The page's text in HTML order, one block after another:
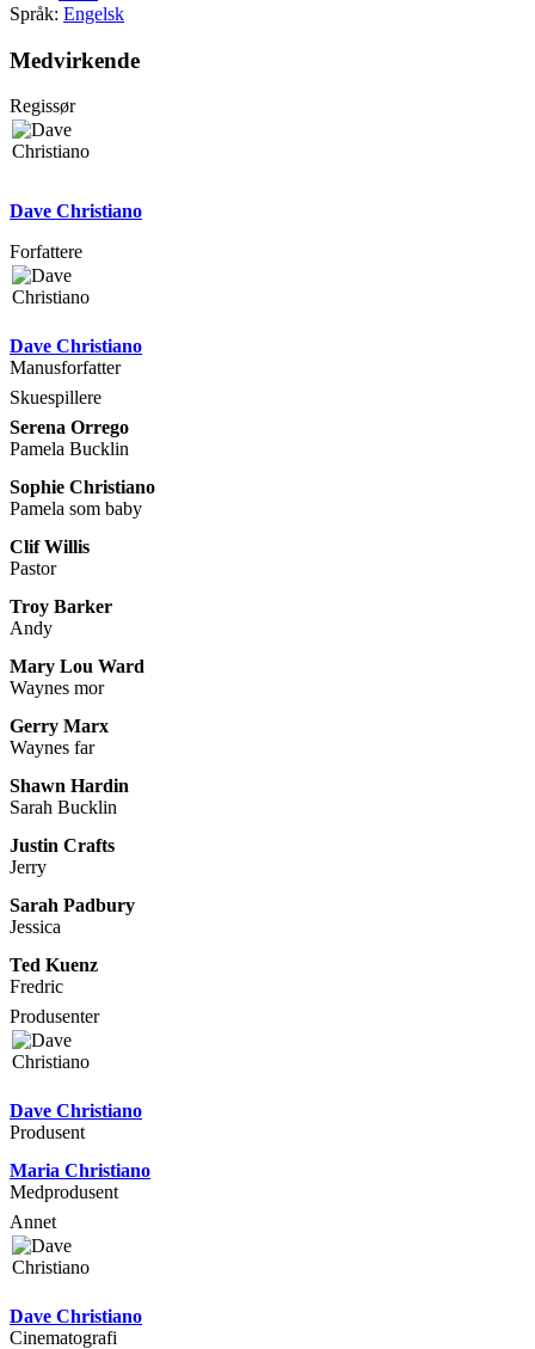
Språk: Engelsk
Medvirkende
Regissør
Dave Christiano
Forfattere
Dave Christiano
Manusforfatter
Skuespillere
Serena Orrego
Pamela Bucklin
Sophie Christiano
Pamela som baby
Clif Willis
Pastor
Troy Barker
Andy
Mary Lou Ward
Waynes mor
Gerry Marx
Waynes far
Shawn Hardin
Sarah Bucklin
Justin Crafts
Jerry
Sarah Padbury
Jessica
Ted Kuenz
Fredric
Produsenter
Dave Christiano
Produsent
Maria Christiano
Medprodusent
Annet
Dave Christiano
Cinematografi